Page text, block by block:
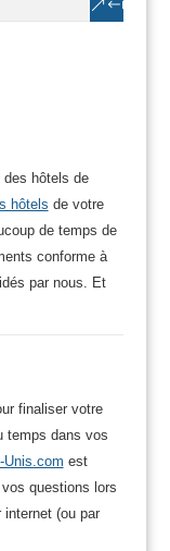
des hôtels de
hôtels de votre
de temps de
conforme à
par nous. Et
finaliser votre
temps dans vos
Unis.com est
questions lors
internet (ou par